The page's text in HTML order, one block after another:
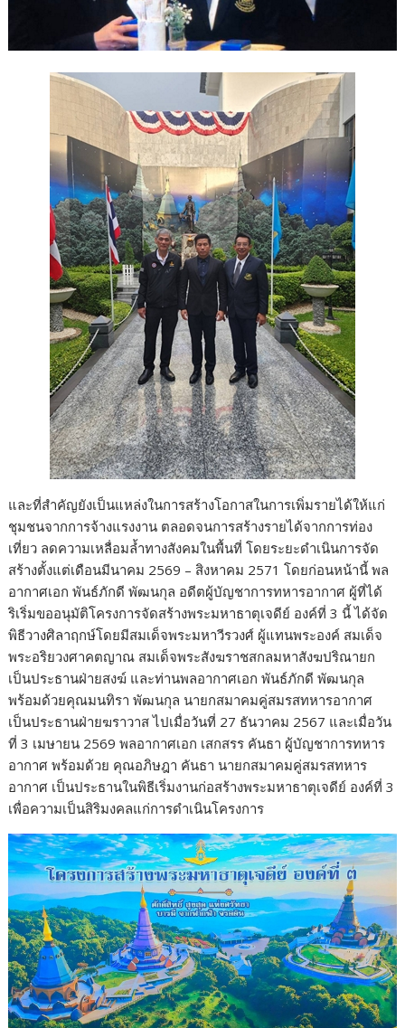
และที่สำคัญยังเป็นแหล่งในการสร้างโอกาสในการเพิ่มรายได้ให้แก่
ชุมชนจากการจ้างแรงงาน ตลอดจนการสร้างรายได้จากการท่อง
เที่ยว ลดความเหลื่อมล้ำทางสังคมในพื้นที่ โดยระยะดำเนินการจัด
สร้างตั้งแต่เดือนมีนาคม 2569 – สิงหาคม 2571 โดยก่อนหน้านี้ พล
อากาศเอก พันธ์ภักดี พัฒนกุล อดีตผู้บัญชาการทหารอากาศ ผู้ที่ได้
ริเริ่มขออนุมัติโครงการจัดสร้างพระมหาธาตุเจดีย์ องค์ที่ 3 นี้ ได้จัด
พิธีวางศิลาฤกษ์โดยมีสมเด็จพระมหาวีรวงศ์ ผู้แทนพระองค์ สมเด็จ
พระอริยวงศาคตญาณ สมเด็จพระสังฆราชสกลมหาสังฆปริณายก
เป็นประธานฝ่ายสงฆ์ และท่านพลอากาศเอก พันธ์ภักดี พัฒนกุล
พร้อมด้วยคุณมนทิรา พัฒนกุล นายกสมาคมคู่สมรสทหารอากาศ
เป็นประธานฝ่ายฆราวาส ไปเมื่อวันที่ 27 ธันวาคม 2567 และเมื่อวัน
ที่ 3 เมษายน 2569 พลอากาศเอก เสกสรร คันธา ผู้บัญชาการทหาร
อากาศ พร้อมด้วย คุณอภิษฎา คันธา นายกสมาคมคู่สมรสทหาร
อากาศ เป็นประธานในพิธีเริ่มงานก่อสร้างพระมหาธาตุเจดีย์ องค์ที่ 3
เพื่อความเป็นสิริมงคลแก่การดำเนินโครงการ